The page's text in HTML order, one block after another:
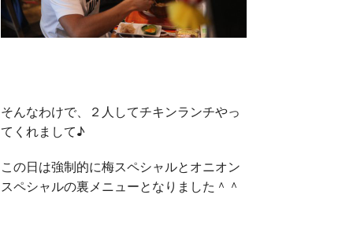
そんなわけで、２人してチキンランチやっ
てくれまして♪
この日は強制的に梅スペシャルとオニオン
スペシャルの裏メニューとなりました＾＾